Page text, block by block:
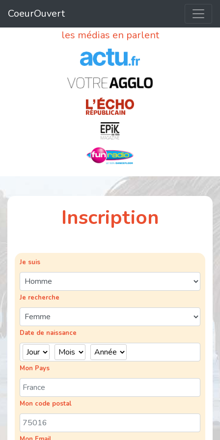
CoeurOuvert
les médias en parlent
Inscription
Je suis
Je recherche
Date de naissance
Mon Pays
Mon code postal